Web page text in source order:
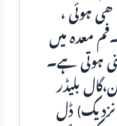
ہوئی ،
معدہ میں
ہوتی ہے۔
بلیڈر
ڈل